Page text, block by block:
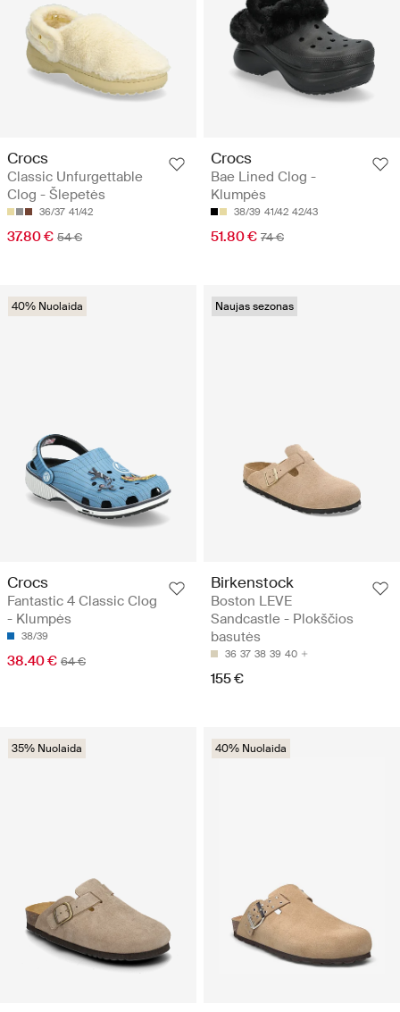
Crocs
Classic Unfurgettable
Clog - Šlepetės
36/37 41/42
37.80 € 54 €
Crocs
Bae Lined Clog -
Klumpės
38/39 41/42 42/43
51.80 € 74 €
40% Nuolaida
Crocs
Fantastic 4 Classic Clog
- Klumpės
38/39
38.40 € 64 €
Naujas sezonas
Birkenstock
Boston LEVE
Sandcastle - Plokščios
basutės
36 37 38 39 40
155 €
35% Nuolaida 40% Nuolaida